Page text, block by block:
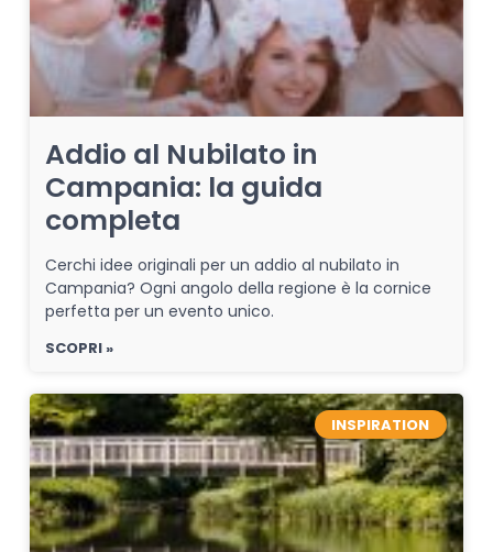
Addio al Nubilato in
Campania: la guida
completa
Cerchi idee originali per un addio al nubilato in
Campania? Ogni angolo della regione è la cornice
perfetta per un evento unico.
SCOPRI »
INSPIRATION